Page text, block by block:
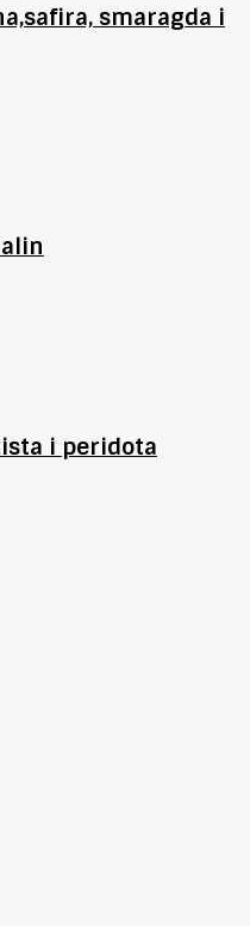
smaragda i
i peridota